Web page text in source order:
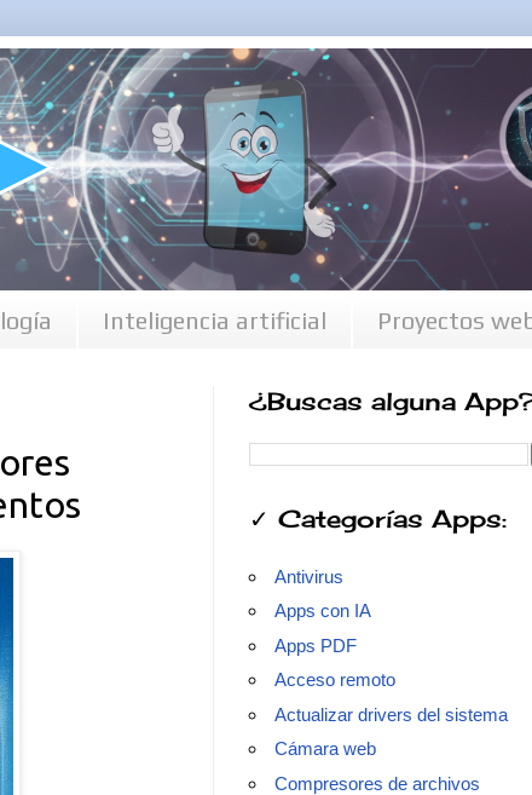
Inteligencia artificial Proyectos
¿Buscas alguna
✓ Categorías Apps:
Antivirus
Apps con IA
Apps PDF
Acceso remoto
Actualizar drivers del sistema
Cámara web
Compresores de archivos